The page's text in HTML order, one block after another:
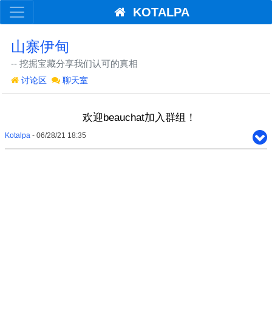
KOTALPA
山寨伊甸
-- 挖掘宝藏分享我们认可的真相
讨论区 聊天室
欢迎beauchat加入群组！
Kotalpa - 06/28/21 18:35